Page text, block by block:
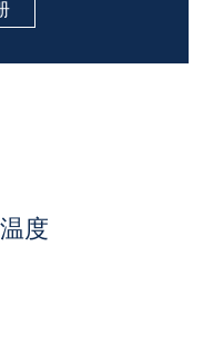
度